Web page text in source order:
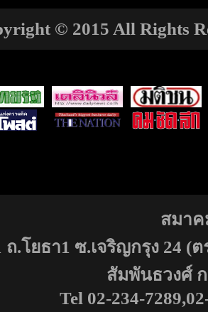
© 2015 All Rights
สมาค
ถ.โยธา1 ซ.เจริญกรุง 24
สัมพันธวงศ์
Tel 02-234-